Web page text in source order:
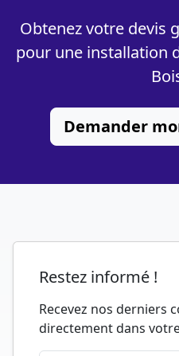
Obtenez votre devis
pour une installation
Demander
Restez informé !
Recevez nos derniers
directement dans